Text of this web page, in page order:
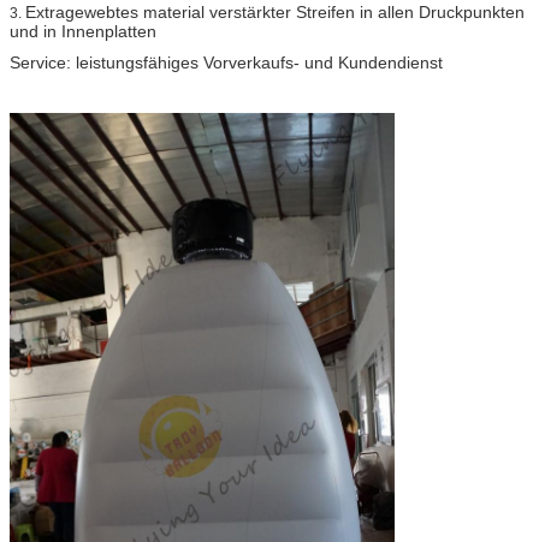
3. Extragewebtes material verstärkter Streifen in allen Druckpunkten
und in Innenplatten
Service: leistungsfähiges Vorverkaufs- und Kundendienst